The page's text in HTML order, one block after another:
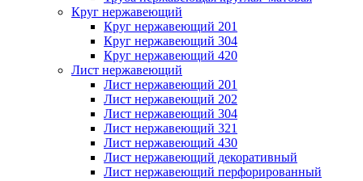
Круг нержавеющий
Круг нержавеющий 201
Круг нержавеющий 304
Круг нержавеющий 420
Лист нержавеющий
Лист нержавеющий 201
Лист нержавеющий 202
Лист нержавеющий 304
Лист нержавеющий 321
Лист нержавеющий 430
Лист нержавеющий декоративный
Лист нержавеющий перфорированный